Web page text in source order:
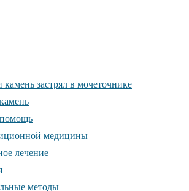
камень застрял в мочеточнике
медицины
лечение
методы